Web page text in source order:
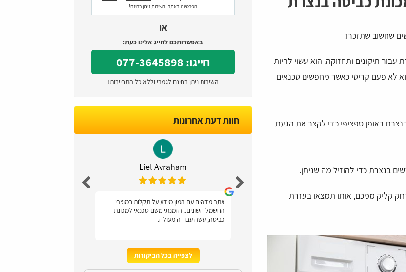
תיקונים ותחזוקה, הוא עשוי להיות
לא פעם קריטי כאשר מחפשים טכנאים
באופן ספציפי כדי לקצר את הגעת
בנצרת כדי להוזיל מה שניתן.
הנכון במרחק קליק ממכם, אותו תמצאו בעזרת
הפרטיות באתר. השירות ניתן בחינם!
או
באפשרותכם לחייג אלינו כעת:
חייגו: 077-3645898
השירות ניתן בחינם לגמרי וללא כל התחייבות!
חוות דעת אחרונות
Liel Avraham
אתר מדהים עם המון מידע על תקלות במוצרי
החשמל השונים.. הזמנתי משם טכנאי למכונת
כביסה, עשה עבודה מעולה.
Nir Marco
הייתה לי בעיה במקרר של טפטוף מים, ונעזרתי
לצפייה בכל הביקורות